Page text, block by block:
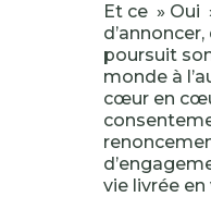
Et ce » Oui
poursuit
monde à
cœur en
vie livrée